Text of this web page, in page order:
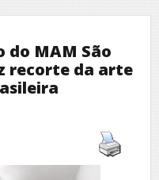
do MAM São
recorte da arte